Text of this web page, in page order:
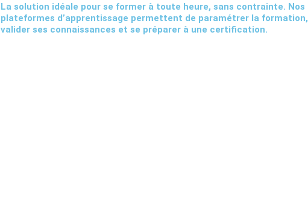
La solution idéale pour se former à toute heure, sans contrainte. Nos
plateformes d’apprentissage permettent de paramétrer la formation,
valider ses connaissances et se préparer à une certification.